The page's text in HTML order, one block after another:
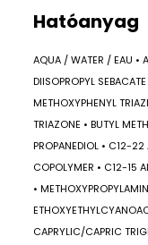
Hatóanyag
AQUA / WATER / EAU •
DIISOPROPYL
METHOXYPHENYL
TRIAZONE • BUTYL
PROPANEDIOL • C12-22
COPOLYMER • C12-15
•
CAPRYLIC/CAPRIC